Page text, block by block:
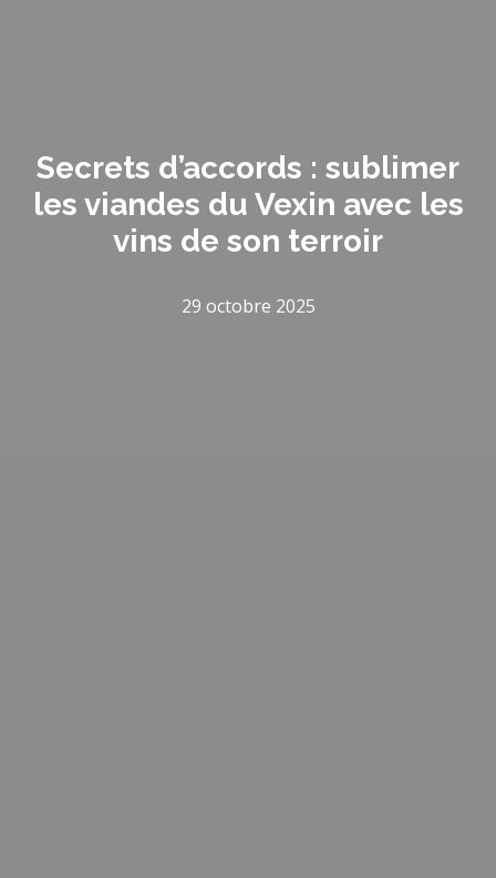
Secrets d’accords : sublimer
les viandes du Vexin avec les
vins de son terroir
29 octobre 2025